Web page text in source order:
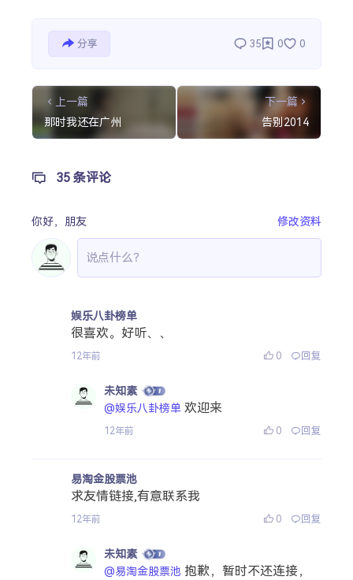
分享 35 0 0
上一篇
那时我还在广州
下一篇
告别2014
35 条评论
你好， 朋友 修改资料
娱乐八卦榜单
很喜欢。好听、、
12年前 0 回复
未知素
@娱乐八卦榜单 欢迎来
12年前 0 回复
易淘金股票池
求友情链接,有意联系我
12年前 0 回复
未知素
@易淘金股票池 抱歉，暂时不还连接，